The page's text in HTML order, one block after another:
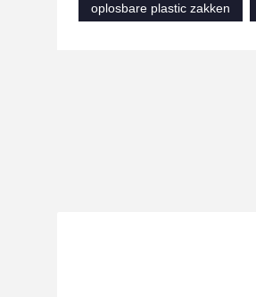
oplosbare plastic zakken